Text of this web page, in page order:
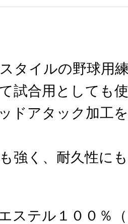
タイルの野球用
試合用としても
ドアタック加工
強く、耐久性に
ステル１００％